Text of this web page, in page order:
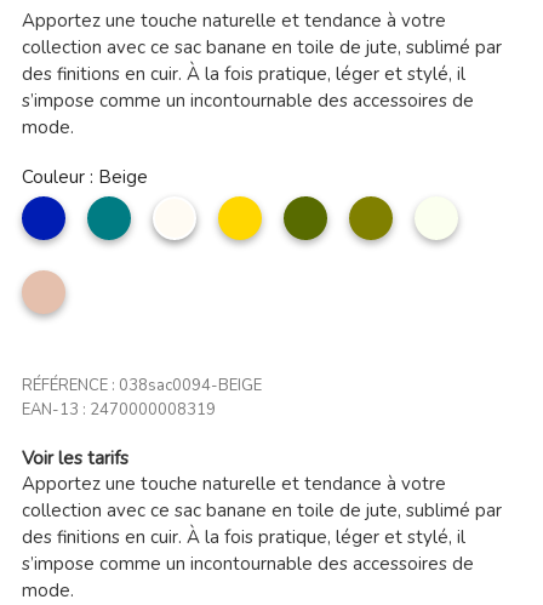
Apportez une touche naturelle et tendance à votre
collection avec ce sac banane en toile de jute, sublimé par
des finitions en cuir. À la fois pratique, léger et stylé, il
s’impose comme un incontournable des accessoires de
mode.
Couleur : Beige
marine pétrole Beige Moutardekaki
Vert
olive
écru
Taupe
clair
RÉFÉRENCE : 038sac0094-BEIGE
EAN-13 : 2470000008319
Voir les tarifs
Apportez une touche naturelle et tendance à votre
collection avec ce sac banane en toile de jute, sublimé par
des finitions en cuir. À la fois pratique, léger et stylé, il
s’impose comme un incontournable des accessoires de
mode.